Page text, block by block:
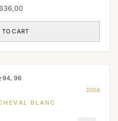
TO CART
94, 96
2004
BLANC